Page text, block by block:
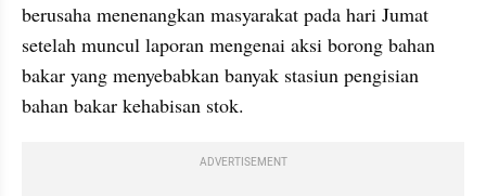
berusaha menenangkan masyarakat pada hari Jumat
setelah muncul laporan mengenai aksi borong bahan
bakar yang menyebabkan banyak stasiun pengisian
bahan bakar kehabisan stok.
ADVERTISEMENT